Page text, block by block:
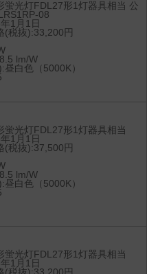
蛍光灯FDL27形1灯器具相当 公
08
1月1日
(税抜):33,200円
lm/W
昼白色（5000K）
蛍光灯FDL27形1灯器具相当
1月1日
(税抜):37,500円
lm/W
昼白色（5000K）
蛍光灯FDL27形1灯器具相当
1月1日